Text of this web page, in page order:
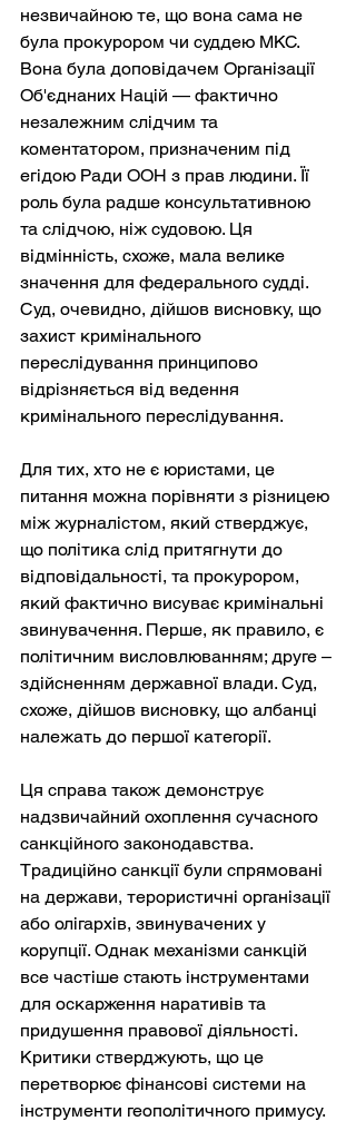
незвичайною те, що вона сама не
була прокурором чи суддею МКС.
Вона була доповідачем Організації
Об'єднаних Націй — фактично
незалежним слідчим та
коментатором, призначеним під
егідою Ради ООН з прав людини. Її
роль була радше консультативною
та слідчою, ніж судовою. Ця
відмінність, схоже, мала велике
значення для федерального судді.
Суд, очевидно, дійшов висновку, що
захист кримінального
переслідування принципово
відрізняється від ведення
кримінального переслідування.
Для тих, хто не є юристами, це
питання можна порівняти з різницею
між журналістом, який стверджує,
що політика слід притягнути до
відповідальності, та прокурором,
який фактично висуває кримінальні
звинувачення. Перше, як правило, є
політичним висловлюванням; друге –
здійсненням державної влади. Суд,
схоже, дійшов висновку, що албанці
належать до першої категорії.
Ця справа також демонструє
надзвичайний охоплення сучасного
санкційного законодавства.
Традиційно санкції були спрямовані
на держави, терористичні організації
або олігархів, звинувачених у
корупції. Однак механізми санкцій
все частіше стають інструментами
для оскарження наративів та
придушення правової діяльності.
Критики стверджують, що це
перетворює фінансові системи на
інструменти геополітичного примусу.